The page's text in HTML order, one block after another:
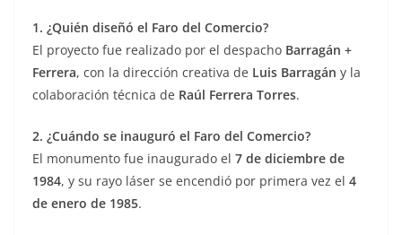
1. ¿Quién diseñó el Faro del Comercio?
El proyecto fue realizado por el despacho Barragán +
Ferrera, con la dirección creativa de Luis Barragán y la
colaboración técnica de Raúl Ferrera Torres.
2. ¿Cuándo se inauguró el Faro del Comercio?
El monumento fue inaugurado el 7 de diciembre de
1984, y su rayo láser se encendió por primera vez el 4
de enero de 1985.